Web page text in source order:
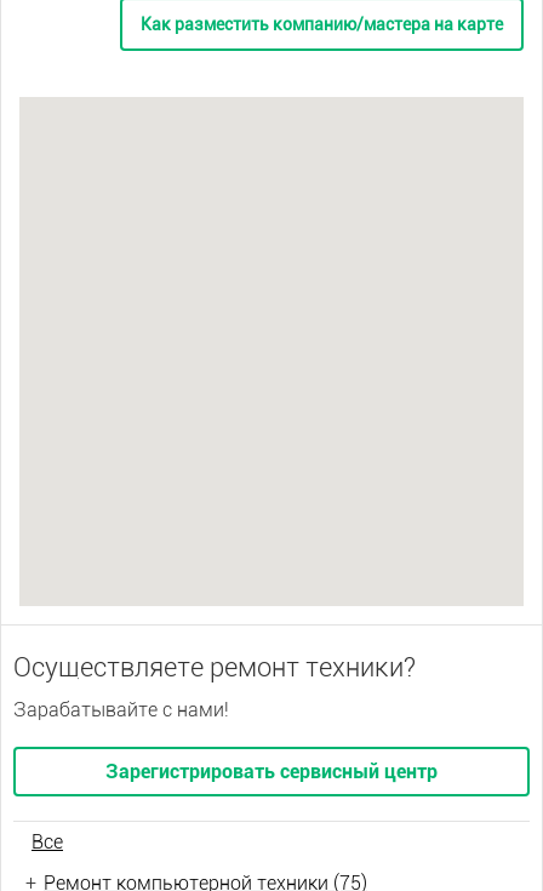
Как разместить компанию/мастера на карте
Осуществляете ремонт техники?
Зарабатывайте с нами!
Зарегистрировать сервисный центр
Все
+ Ремонт компьютерной техники (75)